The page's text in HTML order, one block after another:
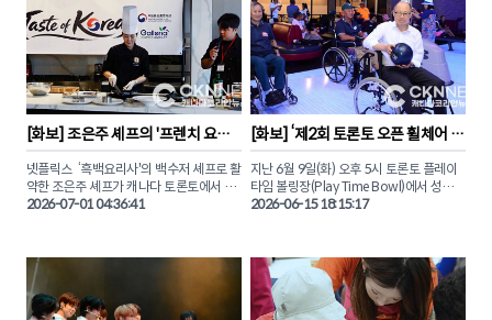
[화보] 조은주 셰프의 '프렌치 요리
와 한식의 만남' 토론토 시연회
넷플릭스  ‘흑백요리사'의 백수저 셰프로 활
약한 조은주 셰프가 캐나다 토론토에서 고
품격 K-푸드의 진수를 선보였다.
열린 이번 행사는 온주한인비즈니스협회
(KCBA)와 한식진흥원(KFPI)이 공동 주최
하고, 주토론토총영사관과 갤러리아슈퍼마
켓의 후원으로 진행됐다.
2026-07-01 04:36:41
[화보] ‘제2회 토론토 오픈 휠체어 볼
링대회’ 화합과 감동의 현장
지난 6월 9일(화) 오후 5시 토론토 플레이
타임 볼링장(Play Time Bowl)에서 성인장
애인공동체 주최로 열린 ‘제2회 토론토 오
이날 대회는 장애인과 비장애인이 한자리
에 모여 깊은 유대감을 나누는 볼링 축제의
장으로 채워졌다.
2026-06-15 18:15:17